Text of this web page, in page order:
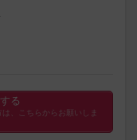
る
、こちらからお願いしま